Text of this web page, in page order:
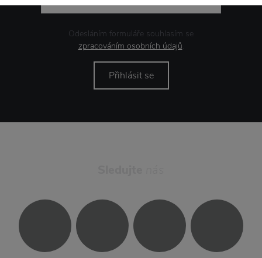
Odesláním formuláře souhlasím se
zpracováním osobních údajů.
Přihlásit se